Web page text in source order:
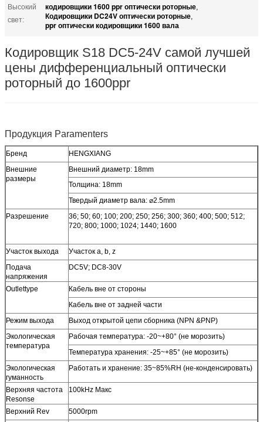
Высокий
свет:
кодировщики 1600 ppr оптически роторные,
Кодировщики DC24V оптически роторные,
ppr оптически кодировщики 1600 вала
Кодировщик S18 DC5-24V самой лучшей
цены дифференциальный оптически
роторный до 1600ppr
Продукция Paramenters
Бренд
HENGXIANG
Внешние
размеры
Внешний диаметр: 18mm
Толщина: 18mm
Твердый диаметр вала: ⌀2.5mm
Разрешение
36; 50; 60; 100; 200; 250; 256; 300; 360; 400; 500; 512;
720; 800; 1000; 1024; 1440; 1600
Участок выхода
Участок a, b, z
Подача
напряжения
DC5V; DC8-30V
Outlettype
Кабель вне от стороны
Кабель вне от задней части
Режим выхода
Выход открытой цепи сборника (NPN &PNP)
Экологическая
температура
Рабочая температура: -20~+80° (не морозить)
Температура хранения: -25~+85° (не морозить)
Экологическая
гуманность
Работать и хранение: 35~85%RH (не-конденсировать)
Верхняя частота
Resonse
100kHz Макс
Верхний Rev
5000rpm